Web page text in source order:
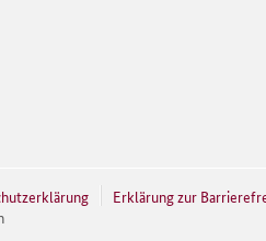
Erklärung zur